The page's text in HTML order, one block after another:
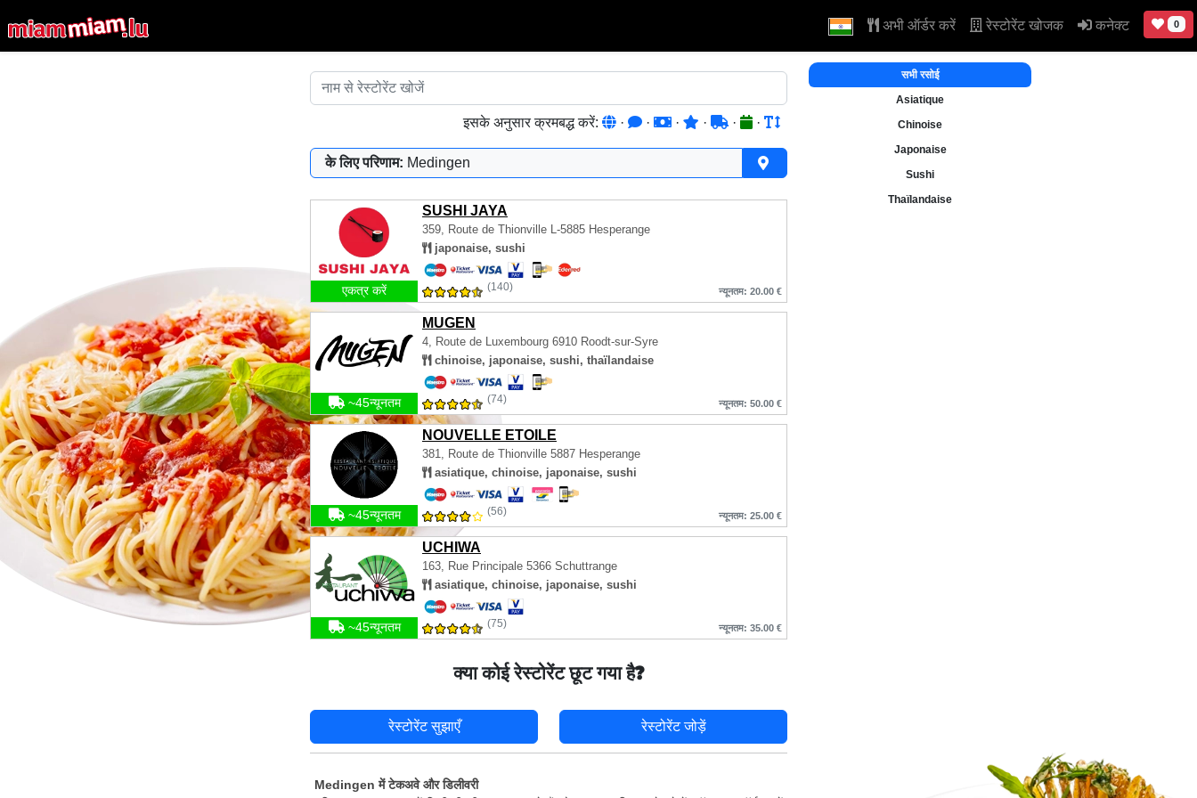
अभी ऑर्डर करें रेस्टोरेंट खोजक कनेक्ट 0
इसके अनुसार क्रमबद्ध करें: · · · · · ·
के लिए परिणाम: Medingen
SUSHI JAYA
359, Route de Thionville L-5885 Hesperange
japonaise, sushi
एकत्र करें (140) न्यूनतम: 20.00 €
MUGEN
4, Route de Luxembourg 6910 Roodt-sur-Syre
chinoise, japonaise, sushi, thaïlandaise
~45न्यूनतम (74) न्यूनतम: 50.00 €
NOUVELLE ETOILE
381, Route de Thionville 5887 Hesperange
asiatique, chinoise, japonaise, sushi
~45न्यूनतम (56) न्यूनतम: 25.00 €
UCHIWA
163, Rue Principale 5366 Schuttrange
asiatique, chinoise, japonaise, sushi
~45न्यूनतम (75) न्यूनतम: 35.00 €
सभी रसोई
Asiatique
Chinoise
Japonaise
Sushi
Thaïlandaise
क्या कोई रेस्टोरेंट छूट गया है?
रेस्टोरेंट सुझाएँ रेस्टोरेंट जोड़ें
Medingen में टेकअवे और डिलीवरी